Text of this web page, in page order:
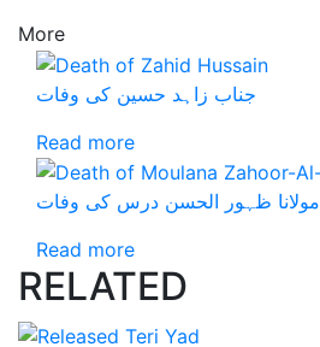
More
جناب زاہد حسین کی وفات
Read more
مولانا ظہور الحسن درس کی وفات
Read more
RELATED